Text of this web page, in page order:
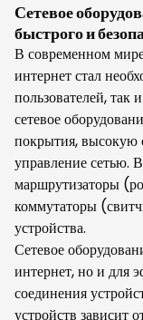
Сетевое
быстрого и
В современном
интернет стал
пользователей, так
сетевое
покрытия, высокую
управление сетью.
маршрутизаторы
коммутаторы
устройства.
Сетевое
интернет, но и для
соединения
устройств зависит